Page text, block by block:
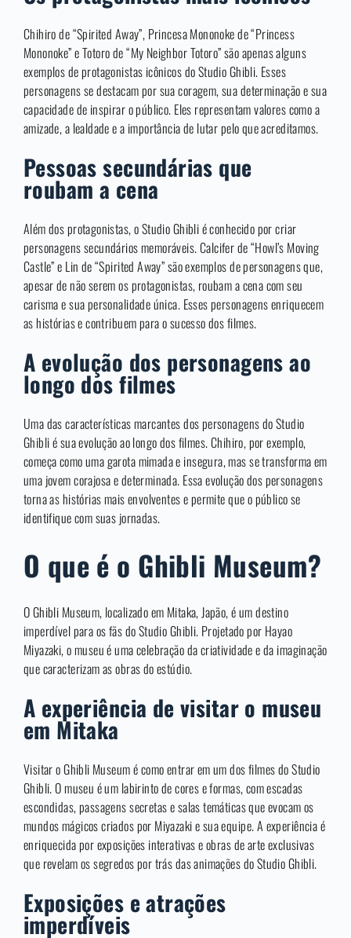
Chihiro de “Spirited Away”, Princesa Mononoke de “Princess
Mononoke” e Totoro de “My Neighbor Totoro” são apenas alguns
exemplos de protagonistas icônicos do Studio Ghibli. Esses
personagens se destacam por sua coragem, sua determinação e sua
capacidade de inspirar o público. Eles representam valores como a
amizade, a lealdade e a importância de lutar pelo que acreditamos.
Pessoas secundárias que
roubam a cena
Além dos protagonistas, o Studio Ghibli é conhecido por criar
personagens secundários memoráveis. Calcifer de “Howl’s Moving
Castle” e Lin de “Spirited Away” são exemplos de personagens que,
apesar de não serem os protagonistas, roubam a cena com seu
carisma e sua personalidade única. Esses personagens enriquecem
as histórias e contribuem para o sucesso dos filmes.
A evolução dos personagens ao
longo dos filmes
Uma das características marcantes dos personagens do Studio
Ghibli é sua evolução ao longo dos filmes. Chihiro, por exemplo,
começa como uma garota mimada e insegura, mas se transforma em
uma jovem corajosa e determinada. Essa evolução dos personagens
torna as histórias mais envolventes e permite que o público se
identifique com suas jornadas.
O que é o Ghibli Museum?
O Ghibli Museum, localizado em Mitaka, Japão, é um destino
imperdível para os fãs do Studio Ghibli. Projetado por Hayao
Miyazaki, o museu é uma celebração da criatividade e da imaginação
que caracterizam as obras do estúdio.
A experiência de visitar o museu
em Mitaka
Visitar o Ghibli Museum é como entrar em um dos filmes do Studio
Ghibli. O museu é um labirinto de cores e formas, com escadas
escondidas, passagens secretas e salas temáticas que evocam os
mundos mágicos criados por Miyazaki e sua equipe. A experiência é
enriquecida por exposições interativas e obras de arte exclusivas
que revelam os segredos por trás das animações do Studio Ghibli.
Exposições e atrações
imperdíveis